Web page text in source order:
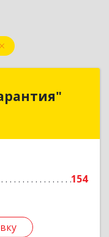
154
"Гарантия"
г, Гагарина